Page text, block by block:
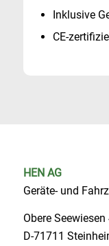
Inklusive
CE-
HEN AG
Geräte- und
Obere Seewiesen
D-71711